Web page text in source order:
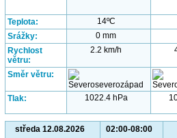
Teplota:
14ºC
Srážky:
0 mm
Rychlost
větru:
2.2 km/h
Směr větru:
Tlak: 1022.4 hPa
středa 12.08.2026 02:00-08:00